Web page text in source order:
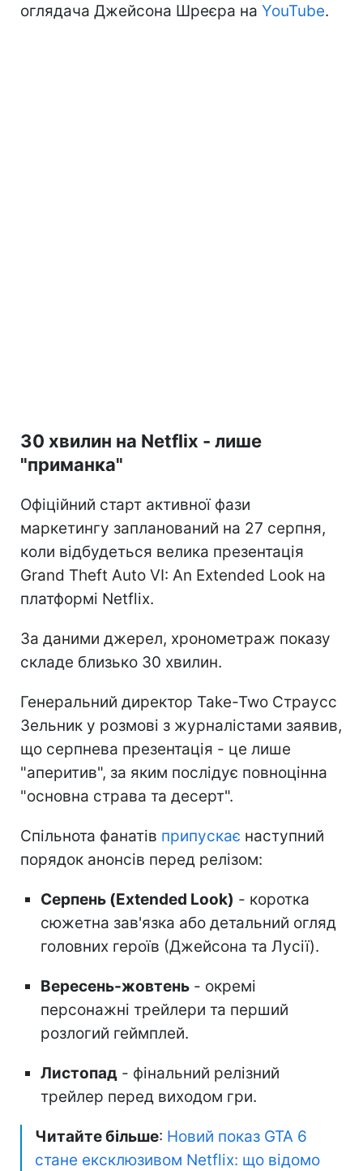
оглядача Джейсона Шреєра на YouTube.
30 хвилин на Netflix - лише
"приманка"
Офіційний старт активної фази
маркетингу запланований на 27 серпня,
коли відбудеться велика презентація
Grand Theft Auto VI: An Extended Look на
платформі Netflix.
За даними джерел, хронометраж показу
складе близько 30 хвилин.
Генеральний директор Take-Two Страусс
Зельник у розмові з журналістами заявив,
що серпнева презентація - це лише
"аперитив", за яким послідує повноцінна
"основна страва та десерт".
Спільнота фанатів припускає наступний
порядок анонсів перед релізом:
Серпень (Extended Look) - коротка
сюжетна зав'язка або детальний огляд
головних героїв (Джейсона та Лусії).
Вересень-жовтень - окремі
персонажні трейлери та перший
розлогий геймплей.
Листопад - фінальний релізний
трейлер перед виходом гри.
Читайте більше: Новий показ GTA 6
стане ексклюзивом Netflix: що відомо